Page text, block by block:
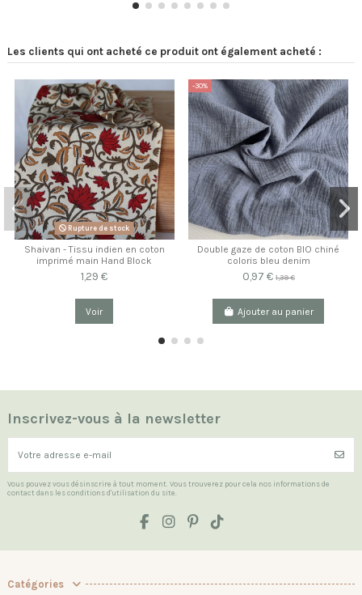
Les clients qui ont acheté ce produit ont également acheté :
Rupture de stock
Shaivan - Tissu indien en coton
imprimé main Hand Block
1,29 €
Voir
-30%
Double gaze de coton BIO chiné
coloris bleu denim
0,97 € 1,39 €
Ajouter au panier
Inscrivez-vous à la newsletter
Vous pouvez vous désinscrire à tout moment. Vous trouverez pour cela nos informations de
contact dans les conditions d'utilisation du site.
Catégories